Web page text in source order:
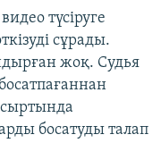
түсіруге
сұрады.
жоқ. Судья
сыртында
босатуды талап